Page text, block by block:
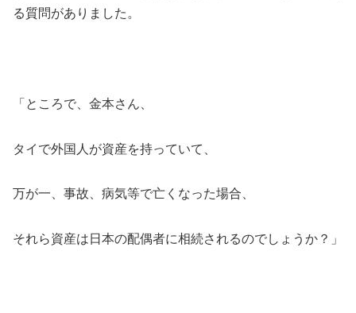
る質問がありました。
「ところで、金本さん、
タイで外国人が資産を持っていて、
万が一、事故、病気等で亡くなった場合、
それら資産は日本の配偶者に相続されるのでしょうか？」